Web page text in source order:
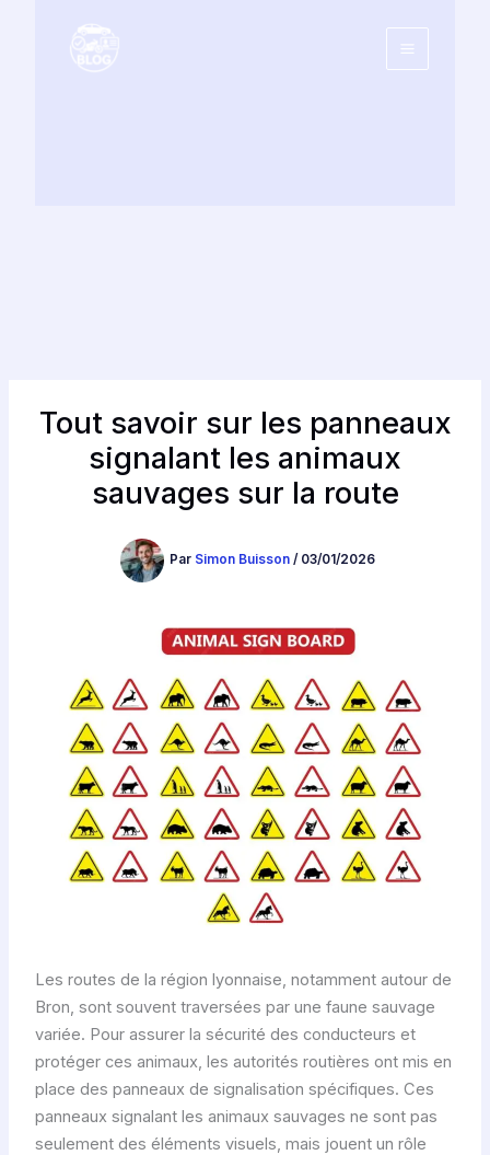
Tout savoir sur les panneaux
signalant les animaux
sauvages sur la route
Par Simon Buisson / 03/01/2026
Les routes de la région lyonnaise, notamment autour de
Bron, sont souvent traversées par une faune sauvage
variée. Pour assurer la sécurité des conducteurs et
protéger ces animaux, les autorités routières ont mis en
place des panneaux de signalisation spécifiques. Ces
panneaux signalant les animaux sauvages ne sont pas
seulement des éléments visuels, mais jouent un rôle